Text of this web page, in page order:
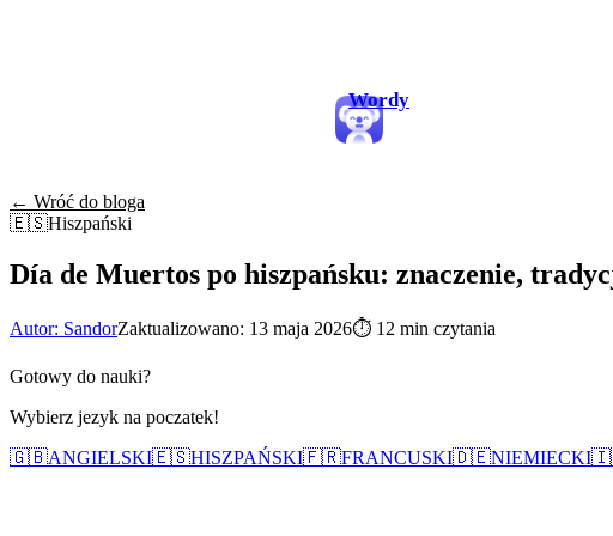
Wordy
← Wróć do bloga
🇪🇸Hiszpański
Día de Muertos po hiszpańsku: znaczenie,
Autor: SandorZaktualizowano: 13 maja 2026⏱ 12 min czytania
Gotowy do nauki?
Wybierz jezyk na poczatek!
🇬🇧ANGIELSKI🇪🇸HISZPAŃSKI🇫🇷FRANCUSKI🇩🇪NIEMIECKI